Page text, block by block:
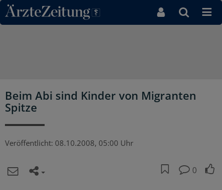
Direkt zum Inhaltsbereich
Beim Abi sind Kinder von Migranten
Spitze
Veröffentlicht: 08.10.2008, 05:00 Uhr
0